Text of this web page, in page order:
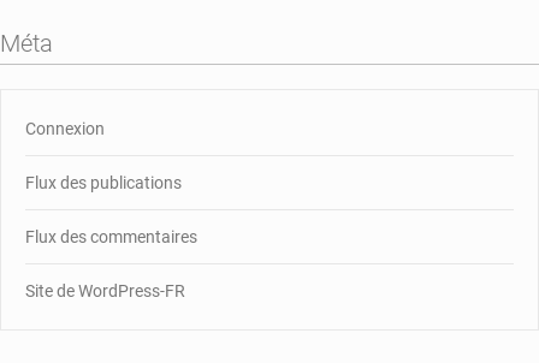
Méta
Connexion
Flux des publications
Flux des commentaires
Site de WordPress-FR